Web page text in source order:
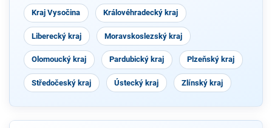
Kraj Vysočina Královéhradecký kraj
Liberecký kraj Moravskoslezský kraj
Olomoucký kraj Pardubický kraj Plzeňský kraj
Středočeský kraj Ústecký kraj Zlínský kraj